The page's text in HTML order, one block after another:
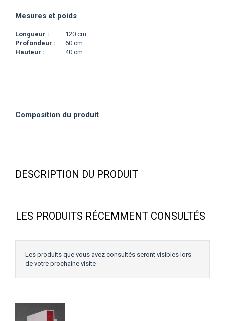
Mesures et poids
Longueur :
120 cm
Profondeur :
60 cm
Hauteur :
40 cm
Composition du produit
DESCRIPTION DU PRODUIT
LES PRODUITS RÉCEMMENT CONSULTÉS
Les produits que vous avez consultés seront visibles lors
de votre prochaine visite